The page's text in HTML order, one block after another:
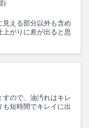
)
える部分以外も含め
上がりに差が出ると思
ので、油汚れはキレ
短時間でキレイに出